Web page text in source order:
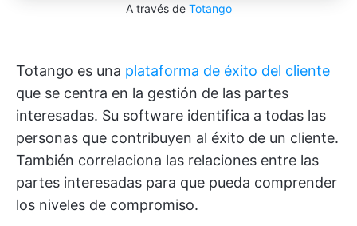
A través de Totango
Totango es una plataforma de éxito del cliente
que se centra en la gestión de las partes
interesadas. Su software identifica a todas las
personas que contribuyen al éxito de un cliente.
También correlaciona las relaciones entre las
partes interesadas para que pueda comprender
los niveles de compromiso.